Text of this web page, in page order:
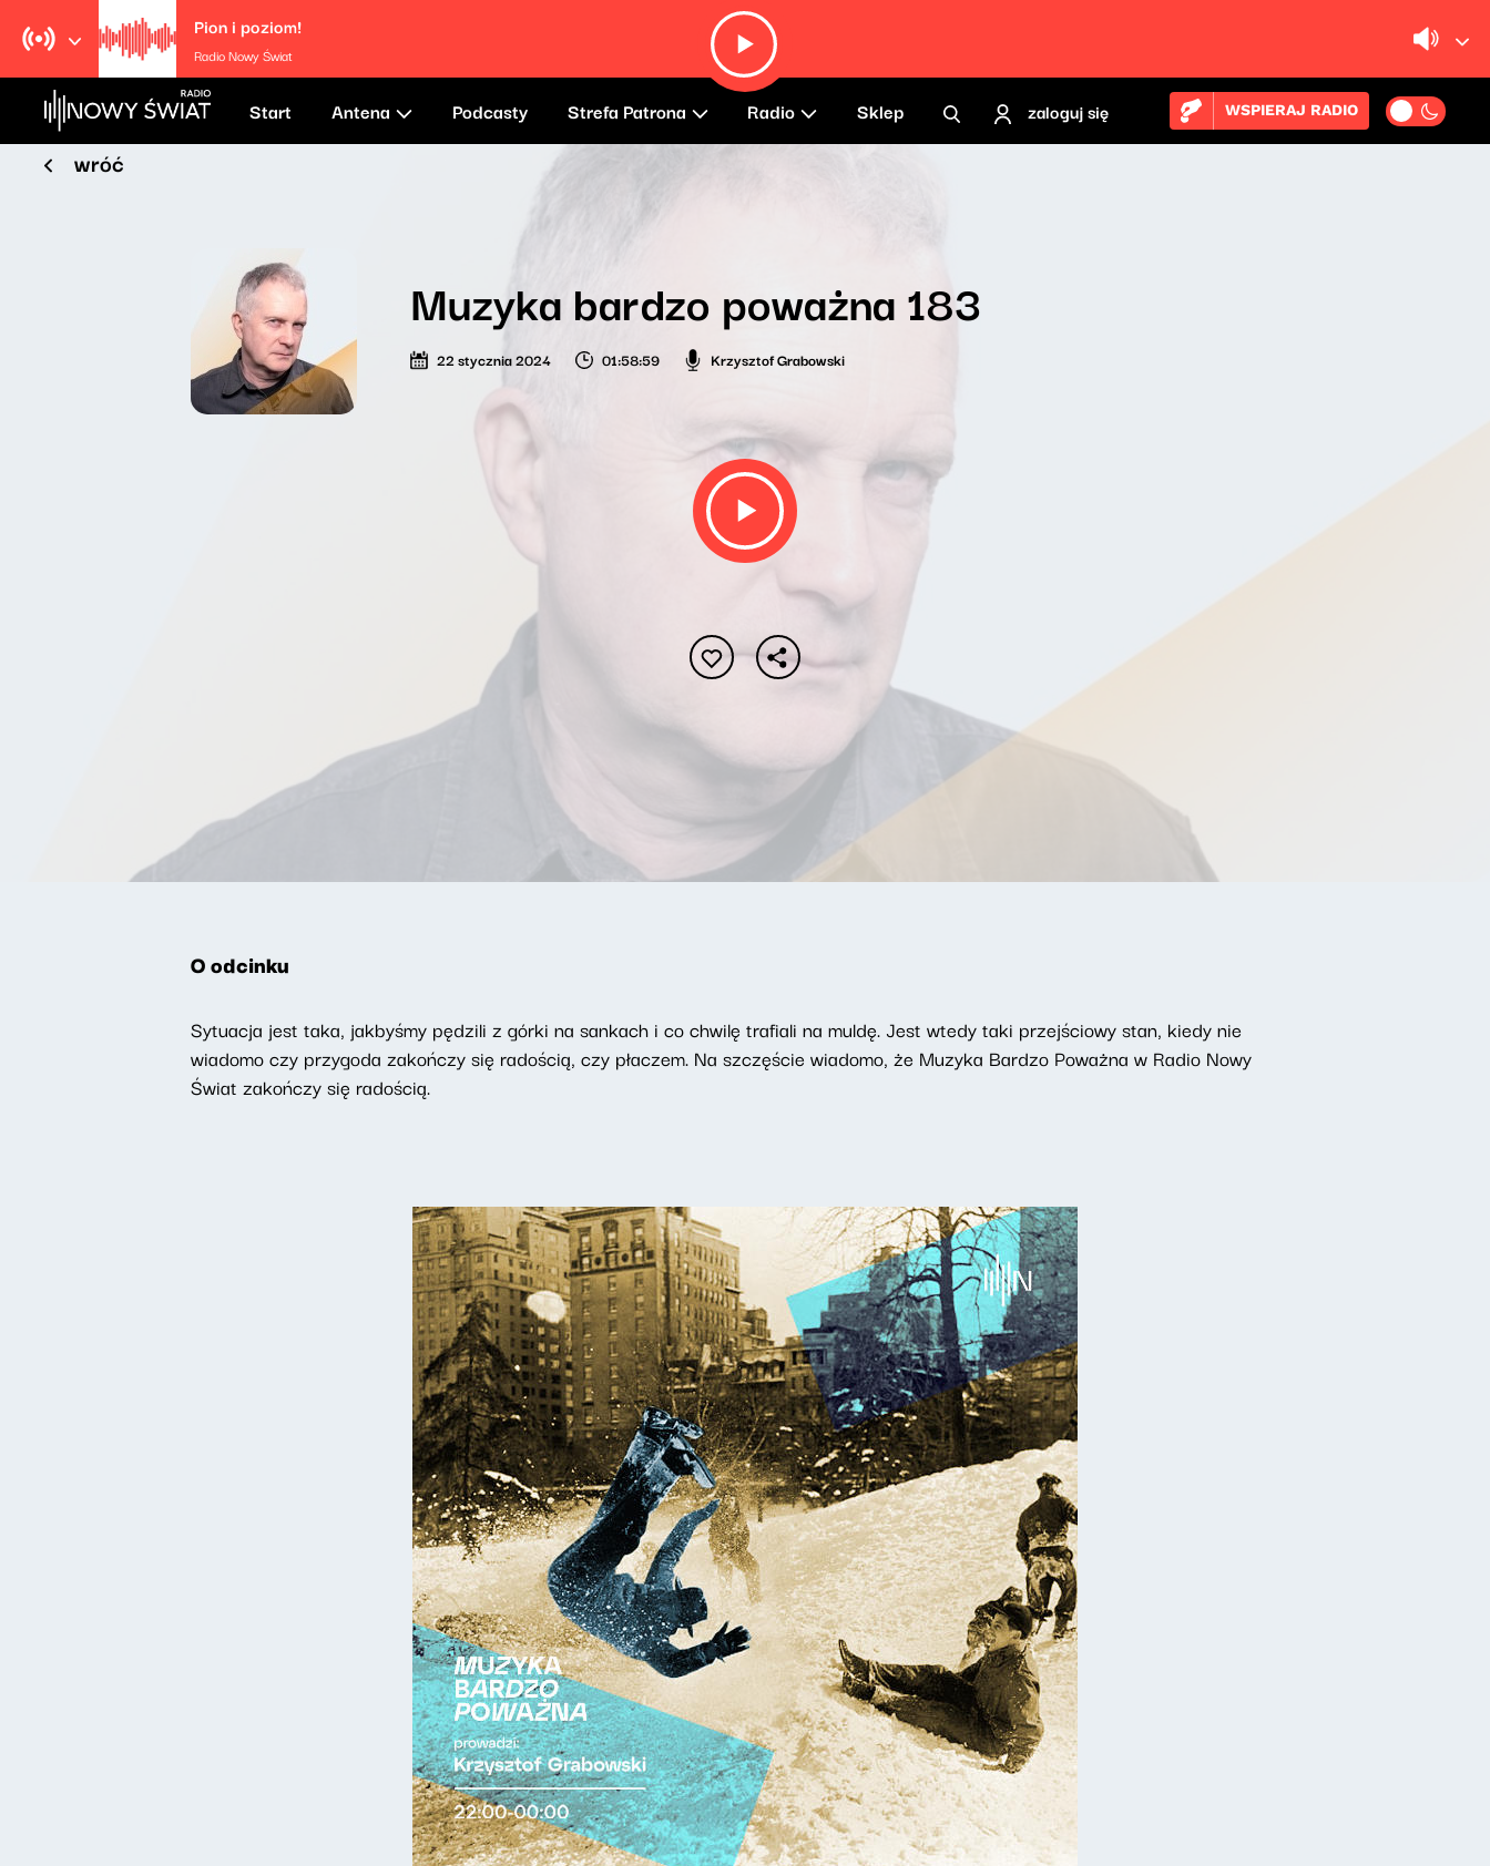
Pion i poziom!
Radio Nowy Świat
Start Antena Podcasty Strefa Patrona Radio Sklep zaloguj się WSPIERAJ RADIO
wróć
Muzyka bardzo poważna 183
22 stycznia 2024 01:58:59 Krzysztof Grabowski
O odcinku
Sytuacja jest taka, jakbyśmy pędzili z górki na sankach i co chwilę trafiali na muldę. Jest wtedy taki przejściowy stan, kiedy nie
wiadomo czy przygoda zakończy się radością, czy płaczem. Na szczęście wiadomo, że Muzyka Bardzo Poważna w Radio Nowy
Świat zakończy się radością.